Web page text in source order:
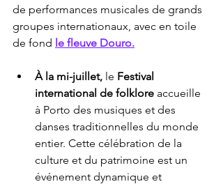
de performances musicales de grands
groupes internationaux, avec en toile
de fond le fleuve Douro.
À la mi-juillet, le Festival
international de folklore accueille
à Porto des musiques et des
danses traditionnelles du monde
entier. Cette célébration de la
culture et du patrimoine est un
événement dynamique et